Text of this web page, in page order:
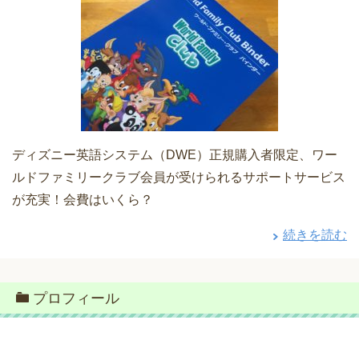
ディズニー英語システム（DWE）正規購入者限定、ワー
ルドファミリークラブ会員が受けられるサポートサービス
が充実！会費はいくら？
続きを読む
プロフィール